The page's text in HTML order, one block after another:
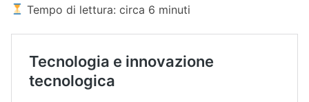
Tempo di lettura: circa 6 minuti